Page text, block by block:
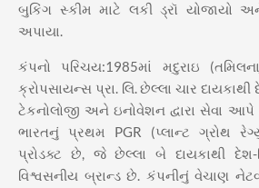
બુકિંગ સ્કીમ માટે લકી ડ્રૉ યોજાયો
અપાયા.
કંપનો પરિચય:1985માં મદુરાઇ
ક્રોપસાયન્સ પ્રા. લિ. છેલ્લા ચાર દાયકાથી
ટેકનોલોજી અને ઇનોવેશન દ્વારા સેવા
ભારતનું પ્રથમ PGR (પ્લાન્ટ ગ્રોથ
પ્રોડક્ટ છે, જે છેલ્લા બે દાયકાથી
વિશ્વસનીય બ્રાન્ડ છે. કંપનીનું વેચાણ